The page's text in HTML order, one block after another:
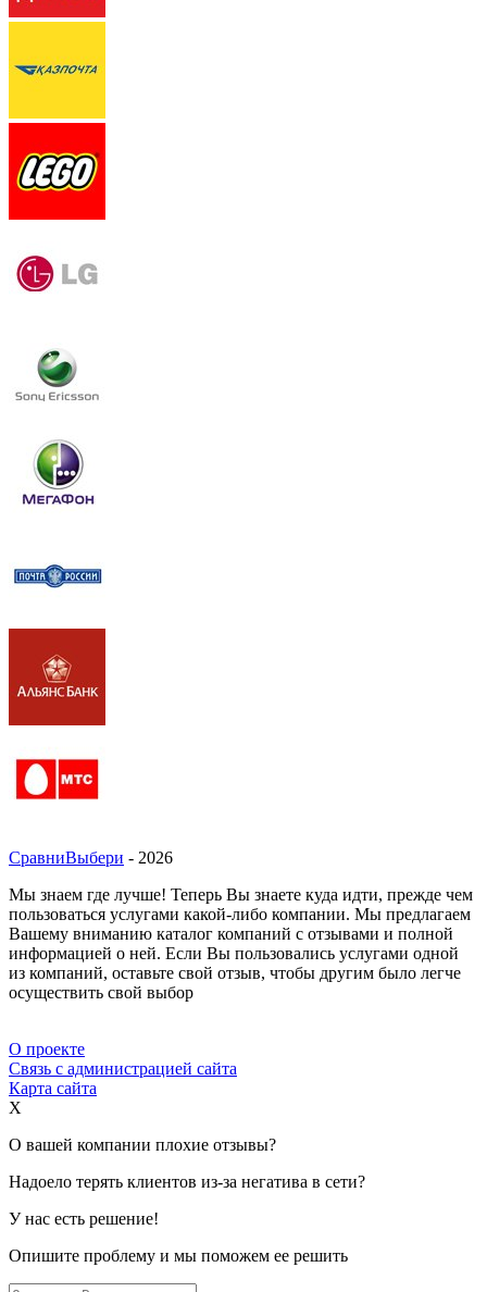
СравниВыбери - 2026
Мы знаем где лучше! Теперь Вы знаете куда идти, прежде чем
пользоваться услугами какой-либо компании. Мы предлагаем
Вашему вниманию каталог компаний с отзывами и полной
информацией о ней. Если Вы пользовались услугами одной
из компаний, оставьте свой отзыв, чтобы другим было легче
осуществить свой выбор
О проекте
Связь с администрацией сайта
Карта сайта
X
О вашей компании плохие отзывы?
Надоело терять клиентов из-за негатива в сети?
У нас есть решение!
Опишите проблему и мы поможем ее решить